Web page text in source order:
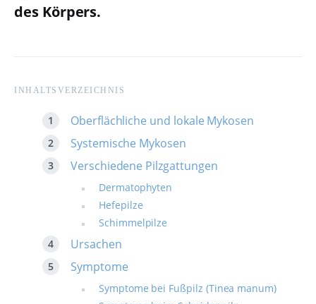
des Körpers.
INHALTSVERZEICHNIS
Oberflächliche und lokale Mykosen
Systemische Mykosen
Verschiedene Pilzgattungen
Dermatophyten
Hefepilze
Schimmelpilze
Ursachen
Symptome
Symptome bei Fußpilz (Tinea manum)